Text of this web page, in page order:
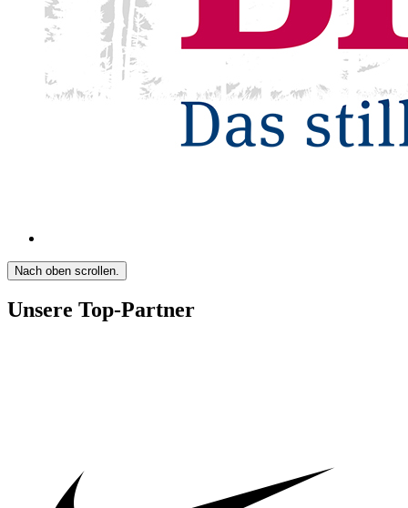
Nach oben scrollen.
Unsere Top-Partner